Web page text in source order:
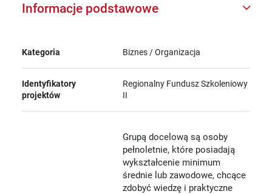
Informacje podstawowe
Kategoria Biznes / Organizacja
Identyfikatory
projektów
Regionalny Fundusz Szkoleniowy
II
Grupą docelową są osoby
pełnoletnie, które posiadają
wykształcenie minimum
średnie lub zawodowe, chcące
zdobyć wiedzę i praktyczne